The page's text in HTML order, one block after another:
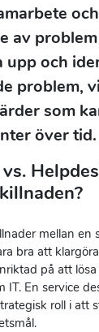
av problem
upp och
problem,
som
över tid.
mellan en
bra att
på att
IT. En service
roll i att